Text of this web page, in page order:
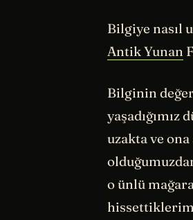
Bilgiye nasıl
Antik Yunan
Bilginin
yaşadığımız
uzakta ve
o ünlü